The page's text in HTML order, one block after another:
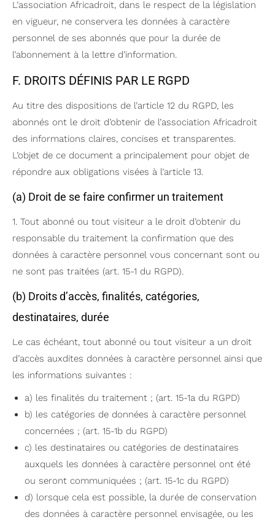
L’association Africadroit, dans le respect de la législation
en vigueur, ne conservera les données à caractère
personnel de ses abonnés que pour la durée de
l’abonnement à la lettre d’information.
F. DROITS DÉFINIS PAR LE RGPD
Au titre des dispositions de l’article 12 du RGPD, les
abonnés ont le droit d’obtenir de l’association Africadroit
des informations claires, concises et transparentes.
L’objet de ce document a principalement pour objet de
répondre aux obligations visées à l’article 13.
(a) Droit de se faire confirmer un traitement
1. Tout abonné ou tout visiteur a le droit d’obtenir du
responsable du traitement la confirmation que des
données à caractère personnel vous concernant sont ou
ne sont pas traitées (art. 15-1 du RGPD).
(b) Droits d’accès, finalités, catégories,
destinataires, durée
Le cas échéant, tout abonné ou tout visiteur a un droit
d’accès auxdites données à caractère personnel ainsi que
les informations suivantes :
a) les finalités du traitement ; (art. 15-1a du RGPD)
b) les catégories de données à caractère personnel
concernées ; (art. 15-1b du RGPD)
c) les destinataires ou catégories de destinataires
auxquels les données à caractère personnel ont été
ou seront communiquées ; (art. 15-1c du RGPD)
d) lorsque cela est possible, la durée de conservation
des données à caractère personnel envisagée, ou les